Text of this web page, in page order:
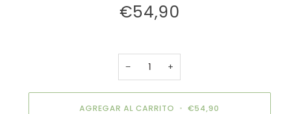
€54,90
− +
AGREGAR AL CARRITO • €54,90